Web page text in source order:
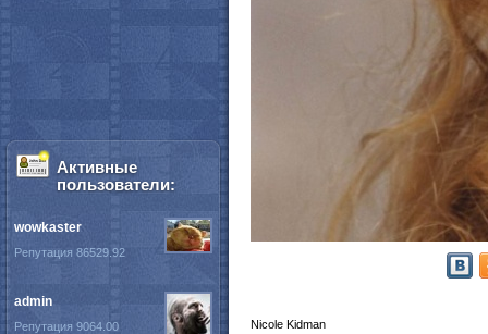
Nicole Kidman
Активные
пользователи:
wowkaster
Репутация 86529.92
admin
Репутация 9064.00